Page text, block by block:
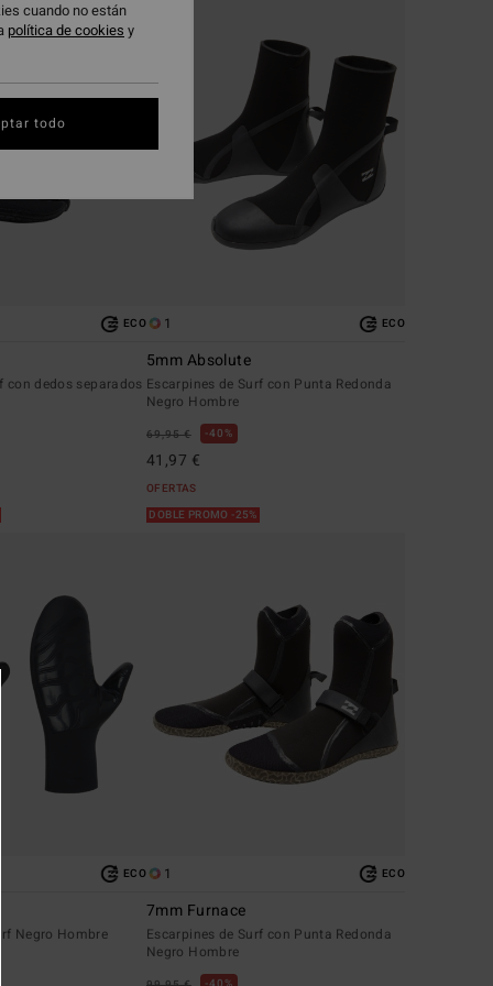
ECO
con dedos separados
1 ECO
5mm Absolute
Escarpines de Surf con Punta Redonda
Negro Hombre
69,95 € 40%
41,97 €
OFERTAS
DOBLE PROMO -25%
ECO
Negro Hombre
1 ECO
7mm Furnace
Escarpines de Surf con Punta Redonda
Negro Hombre
cuando no están
política de cookies y
todo